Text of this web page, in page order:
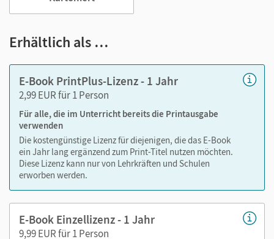
Lernen:
Notizen erstellen
Lesezeichen hinzufügen
Zoomen
Erhältlich als …
E-Book PrintPlus-Lizenz - 1 Jahr
2,99 EUR für 1 Person
Für alle, die im Unterricht bereits die Printausgabe
verwenden
Die kostengünstige Lizenz für diejenigen, die das E-Book
ein Jahr lang ergänzend zum Print-Titel nutzen möchten.
Diese Lizenz kann nur von Lehrkräften und Schulen
erworben werden.
E-Book Einzellizenz - 1 Jahr
9,99 EUR für 1 Person